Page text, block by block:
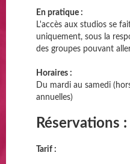
En pratique :
L'accès aux studios se
uniquement, sous la
des groupes pouvant
Horaires :
Du mardi au samedi
annuelles)
Réservations :
Tarif :